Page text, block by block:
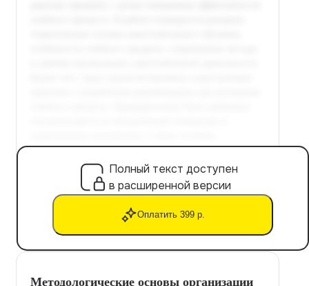
Полный текст доступен
в расширенной версии
Оплатить 399 р.
Методологические основы организации